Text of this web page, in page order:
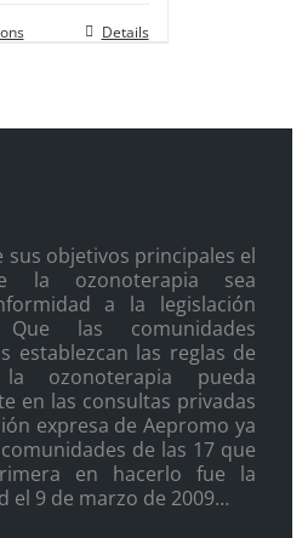
Details
sus objetivos principales el
la ozonoterapia sea
a la legislación
las comunidades
establezcan las reglas de
ozonoterapia pueda
en las consultas privadas
expresa de Aepromo ya
de las 17 que
en hacerlo fue la
el 9 de marzo de 2009…